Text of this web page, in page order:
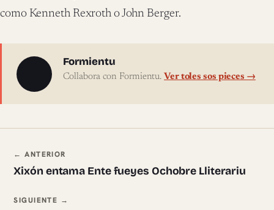
como Kenneth Rexroth o John Berger.
Sobre l'autor
Formientu
Collabora con Formientu. Ver toles sos pieces →
Navegación ente pieces
← ANTERIOR
Xixón entama Ente fueyes Ochobre Lliterariu
SIGUIENTE →